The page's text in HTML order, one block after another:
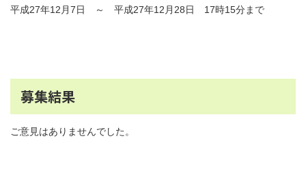
平成27年12月7日 ～ 平成27年12月28日 17時15分まで
募集結果
ご意見はありませんでした。